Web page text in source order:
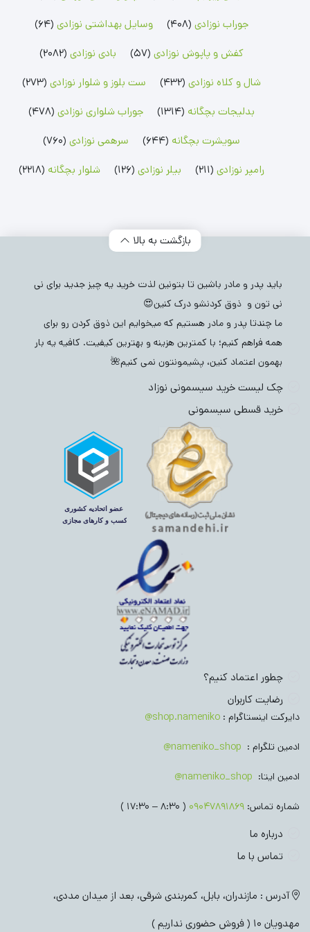
راحت برای نی‌نی خوشگلتون بخرید!❤️
جوراب نوزادی (408) وسایل بهداشتی نوزادی (64)
کفش و پاپوش نوزادی (57) بادی نوزادی (2082)
شال و کلاه نوزادی (432) ست بلوز و شلوار نوزادی (273)
بدلیجات بچگانه (1314) جوراب شلواری نوزادی (478)
سویشرت بچگانه (644) سرهمی نوزادی (760)
رامپر نوزادی (211) بیلر نوزادی (126) شلوار بچگانه (2218)
بازگشت به بالا
باید پدر و مادر باشین تا بتونین لذت خرید یه چیز جدید برای نی
نی تون و ذوق کردنشو درک کنین😍
ما چندتا پدر و مادر هستیم که میخوایم این ذوق کردن رو برای
همه فراهم کنیم؛ با کمترین هزینه و بهترین کیفیت. کافیه یه بار
بهمون اعتماد کنین، پشیمونتون نمی کنیم🌺
چک لیست خرید سیسمونی نوزاد
خرید قسطی سیسمونی
چطور اعتماد کنیم؟
رضایت کاربران
دایرکت اینستاگرام : shop.nameniko@
ادمین تلگرام : nameniko_shop@
ادمین ایتا: nameniko_shop@
شماره تماس: 09047891869
( 8:30 – 17:30 )
درباره ما
تماس با ما
آدرس : مازندران، بابل، کمربندی شرقی، بعد از میدان مددی،
مهدویان 10 ( فروش حضوری نداریم )